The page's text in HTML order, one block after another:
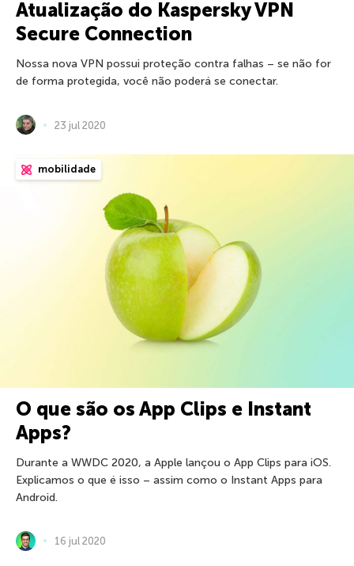
Atualização do Kaspersky VPN
Secure Connection
Nossa nova VPN possui proteção contra falhas – se não for
de forma protegida, você não poderá se conectar.
23 jul 2020
mobilidade
O que são os App Clips e Instant
Apps?
Durante a WWDC 2020, a Apple lançou o App Clips para iOS.
Explicamos o que é isso – assim como o Instant Apps para
Android.
16 jul 2020